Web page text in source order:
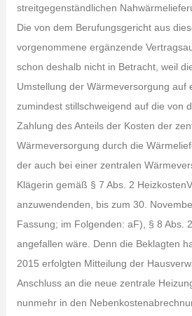
streitgegenständlichen
Die von dem Berufungsgericht aus
vorgenommene ergänzende
schon deshalb nicht in Betracht, weil
Umstellung der Wärmeversorgung auf
zumindest stillschweigend auf die von
Zahlung des Anteils der Kosten der
Wärmeversorgung durch die
der auch bei einer zentralen
Klägerin gemäß § 7 Abs. 2
anzuwendenden, bis zum 30.
Fassung; im Folgenden: aF), § 8 Abs.
angefallen wäre. Denn die Beklagten
2015 erfolgten Mitteilung der
Anschluss an die neue zentrale
nunmehr in den